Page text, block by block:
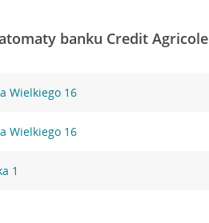
banku Credit Agricole
Wielkiego 16
Wielkiego 16
1